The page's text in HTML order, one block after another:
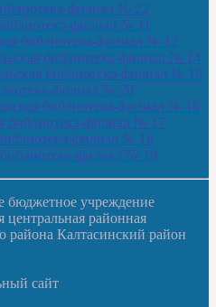
филиал № 22
филиал № 11
библиотека-филиал № 12
библиотека-филиал № 14
библиотека-филиал № 19
филиал № 20
библиотека-филиал № 16
библиотека-филиал № 17
филиал № 18
библиотека-филиал № 10
учреждение
центральная районная
района Калтасинский район
сайт